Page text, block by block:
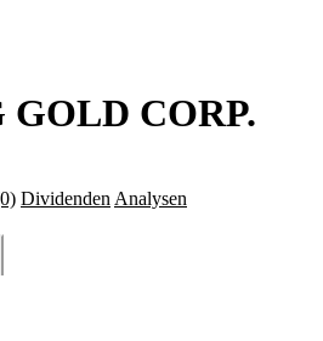
CORP.
Dividenden Analysen